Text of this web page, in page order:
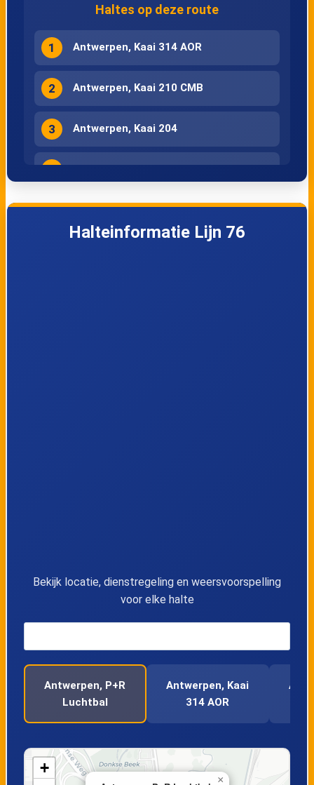
Haltes op deze route
1 Antwerpen, Kaai 314 AOR
2 Antwerpen, Kaai 210 CMB
3 Antwerpen, Kaai 204
4 Antwerpen, Kaai 200
5 Antwerpen, Ahlers
14 Antwerpen, Kaai 314 AOR
Halteinformatie Lijn 76
Bekijk locatie, dienstregeling en weersvoorspelling
voor elke halte
Antwerpen, P+R
Luchtbal
Antwerpen, Kaai
314 AOR
×
+